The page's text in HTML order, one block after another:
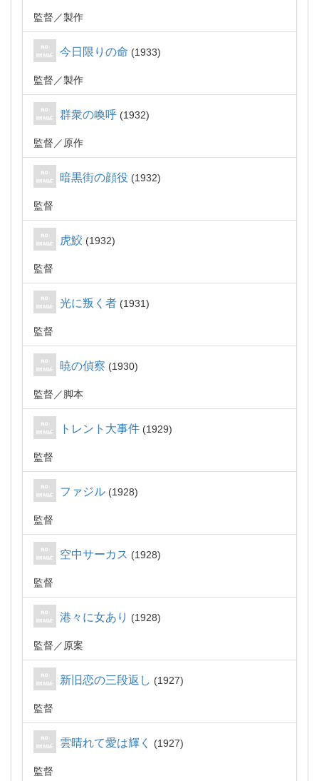
監督 製作
今日限りの命 1933
監督 製作
群衆の喚呼 1932
監督 原作
暗黒街の顔役 1932
監督
虎鮫 1932
監督
光に叛く者 1931
監督
暁の偵察 1930
監督 脚本
トレント大事件 1929
監督
ファジル 1928
監督
空中サーカス 1928
監督
港々に女あり 1928
監督 原案
新旧恋の三段返し 1927
監督
雲晴れて愛は輝く 1927
監督